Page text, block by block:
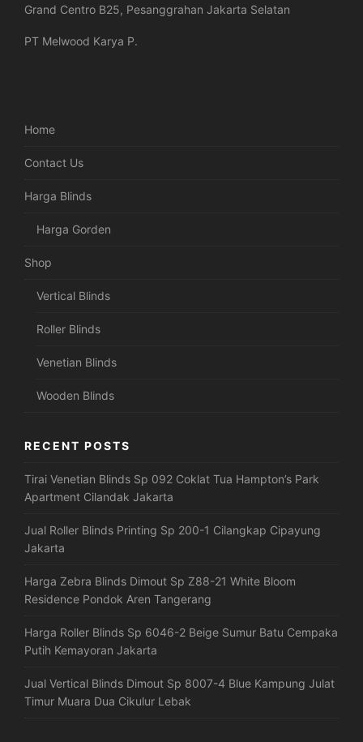
Grand Centro B25, Pesanggrahan Jakarta Selatan
PT Melwood Karya P.
Home
Contact Us
Harga Blinds
Harga Gorden
Shop
Vertical Blinds
Roller Blinds
Venetian Blinds
Wooden Blinds
RECENT POSTS
Tirai Venetian Blinds Sp 092 Coklat Tua Hampton’s Park
Apartment Cilandak Jakarta
Jual Roller Blinds Printing Sp 200-1 Cilangkap Cipayung
Jakarta
Harga Zebra Blinds Dimout Sp Z88-21 White Bloom
Residence Pondok Aren Tangerang
Harga Roller Blinds Sp 6046-2 Beige Sumur Batu Cempaka
Putih Kemayoran Jakarta
Jual Vertical Blinds Dimout Sp 8007-4 Blue Kampung Julat
Timur Muara Dua Cikulur Lebak